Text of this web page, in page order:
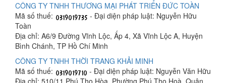
CÔNG TY TNHH THƯƠNG MẠI PHÁT TRIỂN ĐỨC TOÀN
Mã số thuế:
- Đại diện pháp luật: Nguyễn Hữu
Toàn
Địa chỉ: A6/9 Đường Vĩnh Lộc, Ấp 4, Xã Vĩnh Lộc A, Huyện
Bình Chánh, TP Hồ Chí Minh
CÔNG TY TNHH THỜI TRANG KHẢI MINH
Mã số thuế:
- Đại diện pháp luật: Nguyễn Văn Hữu